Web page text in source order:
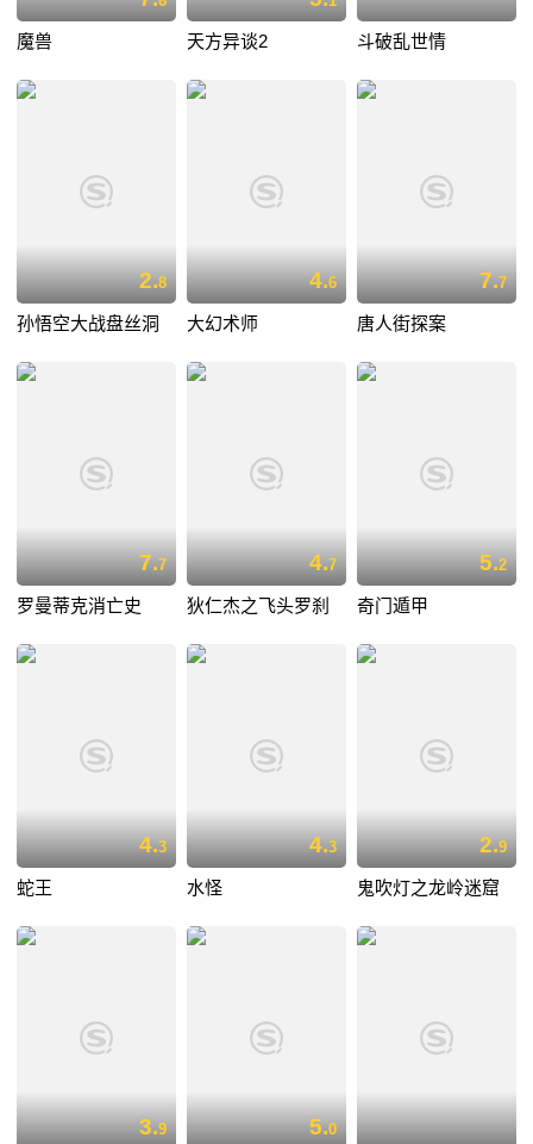
魔兽 天方异谈2 斗破乱世情
2.8
孙悟空大战盘丝洞
4.6
大幻术师
7.7
唐人街探案
7.7
罗曼蒂克消亡史
4.7
狄仁杰之飞头罗刹
5.2
奇门遁甲
4.3
蛇王
4.3
水怪
2.9
鬼吹灯之龙岭迷窟
3.9 5.0